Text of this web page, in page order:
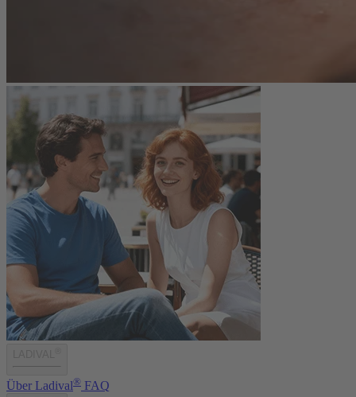
Über Ladival® FAQ